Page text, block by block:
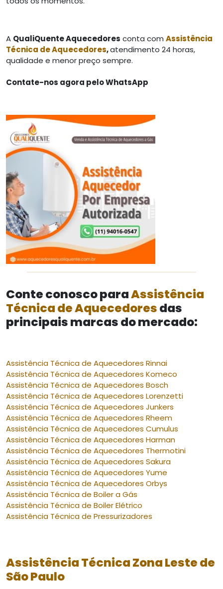
A QualiQuente Aquecedores conta com Assistência
Técnica de Aquecedores,atendimento 24 horas,
qualidade e menor preço sempre.
Contate-nos agora pelo WhatsApp
Conte conosco paraAssistência
Técnica de Aquecedoresdas
principais marcas do mercado:
Assistência Técnica de Aquecedores Rinnai
Assistência Técnica de Aquecedores Komeco
Assistência Técnica de Aquecedores Bosch
Assistência Técnica de Aquecedores Lorenzetti
Assistência Técnica de Aquecedores Junkers
Assistência Técnica de Aquecedores Rheem
Assistência Técnica de Aquecedores Cumulus
Assistência Técnica de Aquecedores Harman
Assistência Técnica de Aquecedores Thermotini
Assistência Técnica de Aquecedores Sakura
Assistência Técnica de Aquecedores Yume
Assistência Técnica de Aquecedores Orbys
Assistência Técnica de Boiler a Gás
Assistência Técnica de Boiler Elétrico
Assistência Técnica de Pressurizadores
Assistência Técnica Zona Leste de
São Paulo